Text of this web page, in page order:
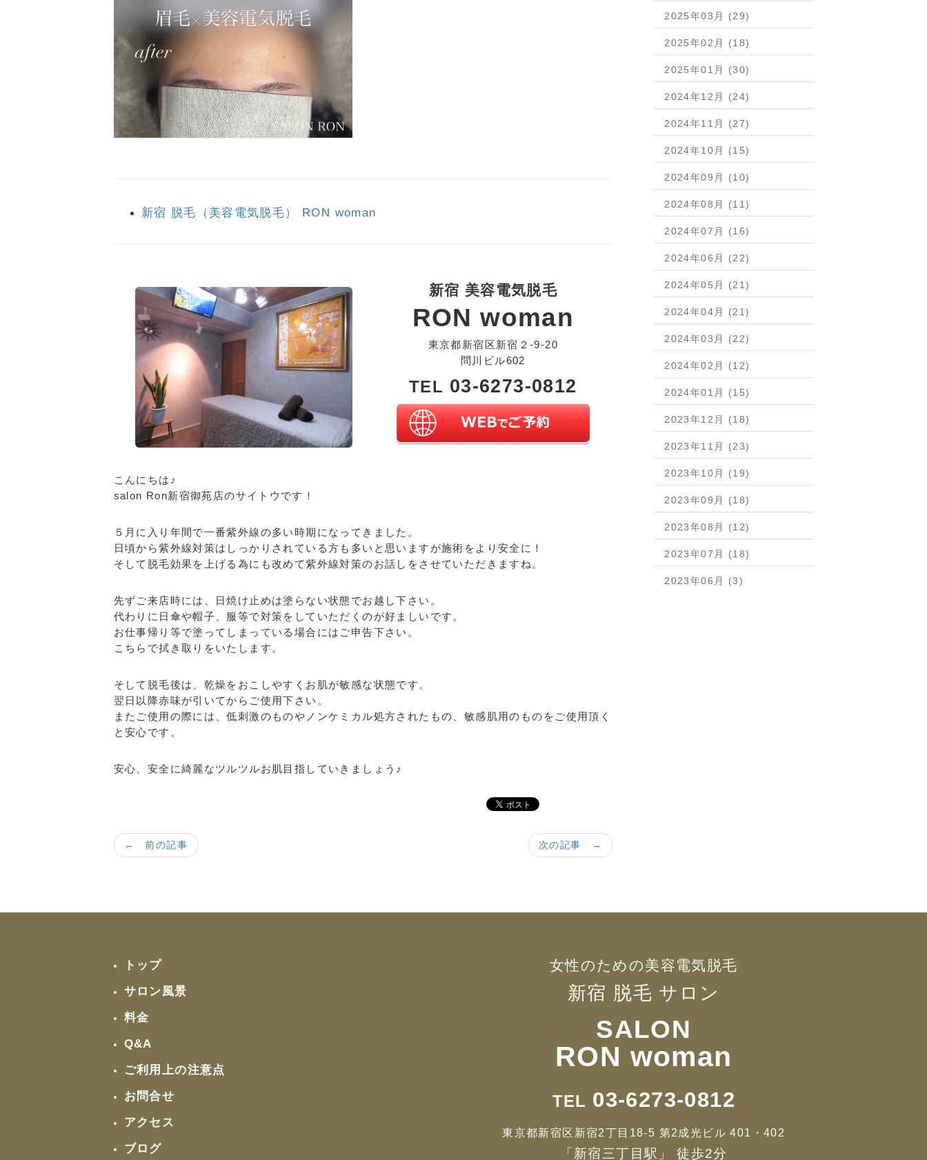
新宿 脱毛（美容電気脱毛） RON woman
新宿 美容電気脱毛
RON woman
東京都新宿区新宿２-9-20
問川ビル602
TEL 03-6273-0812
こんにちは♪
salon Ron新宿御苑店のサイトウです！
５月に入り年間で一番紫外線の多い時期になってきました。
日頃から紫外線対策はしっかりされている方も多いと思いますが施術をより安全に！
そして脱毛効果を上げる為にも改めて紫外線対策のお話しをさせていただきますね。
先ずご来店時には、日焼け止めは塗らない状態でお越し下さい。
代わりに日傘や帽子、服等で対策をしていただくのが好ましいです。
お仕事帰り等で塗ってしまっている場合にはご申告下さい。
こちらで拭き取りをいたします。
そして脱毛後は、乾燥をおこしやすくお肌が敏感な状態です。
翌日以降赤味が引いてからご使用下さい。
またご使用の際には、低刺激のものやノンケミカル処方されたもの、敏感肌用のものをご使用頂く
と安心です。
安心、安全に綺麗なツルツルお肌目指していきましょう♪
次の記事 →
← 前の記事
2025年03月 (29)
2025年02月 (18)
2025年01月 (30)
2024年12月 (24)
2024年11月 (27)
2024年10月 (15)
2024年09月 (10)
2024年08月 (11)
2024年07月 (16)
2024年06月 (22)
2024年05月 (21)
2024年04月 (21)
2024年03月 (22)
2024年02月 (12)
2024年01月 (15)
2023年12月 (18)
2023年11月 (23)
2023年10月 (19)
2023年09月 (18)
2023年08月 (12)
2023年07月 (18)
2023年06月 (3)
トップ
サロン風景
料金
Q&A
ご利用上の注意点
お問合せ
アクセス
ブログ
女性のための美容電気脱毛
新宿 脱毛 サロン
SALON
RON woman
TEL 03-6273-0812
東京都新宿区新宿2丁目18-5 第2成光ビル 401・402
「新宿三丁目駅」 徒歩2分